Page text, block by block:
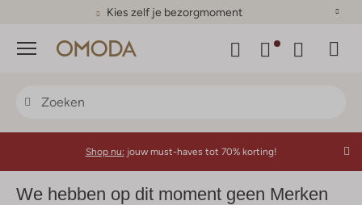
Kies zelf je bezorgmoment
Menu
Shop nu: jouw must-haves tot 70% korting!
We hebben op dit moment geen Merken